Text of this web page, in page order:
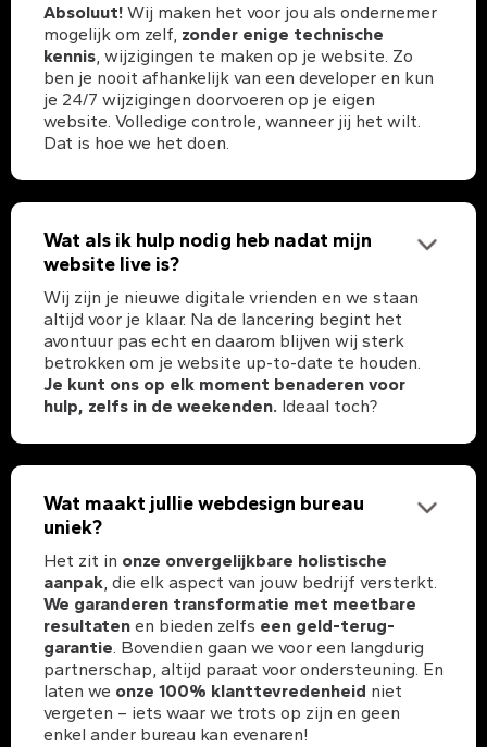
Absoluut! Wij maken het voor jou als ondernemer
mogelijk om zelf, zonder enige technische
kennis, wijzigingen te maken op je website. Zo
ben je nooit afhankelijk van een developer en kun
je 24/7 wijzigingen doorvoeren op je eigen
website. Volledige controle, wanneer jij het wilt.
Dat is hoe we het doen.
Wat als ik hulp nodig heb nadat mijn
website live is?
Wij zijn je nieuwe digitale vrienden en we staan
altijd voor je klaar. Na de lancering begint het
avontuur pas echt en daarom blijven wij sterk
betrokken om je website up-to-date te houden.
Je kunt ons op elk moment benaderen voor
hulp, zelfs in de weekenden. Ideaal toch?
Wat maakt jullie webdesign bureau
uniek?
Het zit in onze onvergelijkbare holistische
aanpak, die elk aspect van jouw bedrijf versterkt.
We garanderen transformatie met meetbare
resultaten en bieden zelfs een geld-terug-
garantie. Bovendien gaan we voor een langdurig
partnerschap, altijd paraat voor ondersteuning. En
laten we onze 100% klanttevredenheid niet
vergeten – iets waar we trots op zijn en geen
enkel ander bureau kan evenaren!